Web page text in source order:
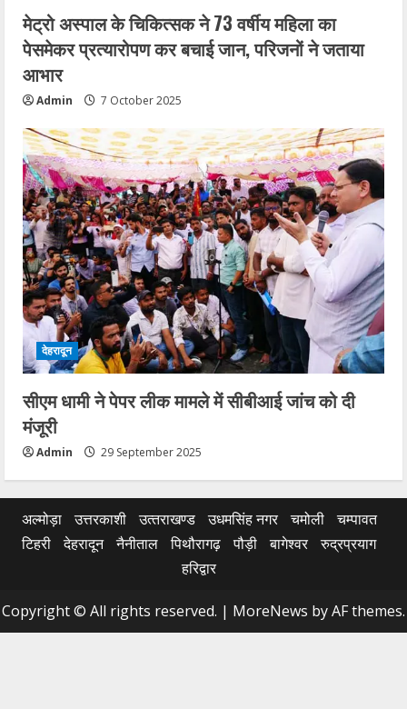
मेट्रो अस्पाल के चिकित्सक ने 73 वर्षीय महिला का
पेसमेकर प्रत्यारोपण कर बचाई जान, परिजनों ने जताया
आभार
Admin 7 October 2025
देहरादून
सीएम धामी ने पेपर लीक मामले में सीबीआई जांच को दी
मंजूरी
Admin 29 September 2025
अल्मोड़ा उत्तरकाशी उत्‍तराखण्‍ड उधमसिंह नगर चमोली
चम्पावत
टिहरी
देहरादून नैनीताल पिथौरागढ़ पौड़ी बागेश्वर
रुद्रप्रयाग
हरिद्वार
Copyright © All rights reserved. | MoreNews by AF themes.